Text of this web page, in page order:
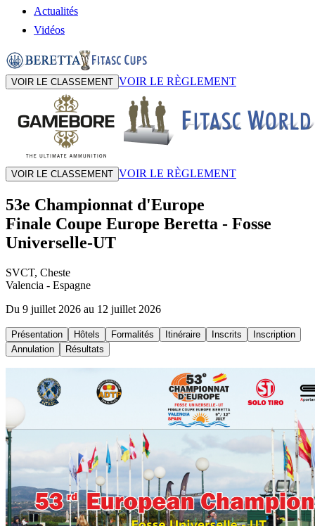
Actualités
Vidéos
VOIR LE CLASSEMENT VOIR LE RÈGLEMENT
VOIR LE CLASSEMENT VOIR LE RÈGLEMENT
53e Championnat d'Europe
Finale Coupe Europe Beretta - Fosse
Universelle-UT
SVCT, Cheste
Valencia - Espagne
Du 9 juillet 2026 au 12 juillet 2026
Présentation Hôtels Formalités Itinéraire Inscrits
Inscription
Annulation
Résultats